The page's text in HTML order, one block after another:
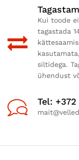
Kui toode
tagastada
siltidega.
ühendust
Tel: +372